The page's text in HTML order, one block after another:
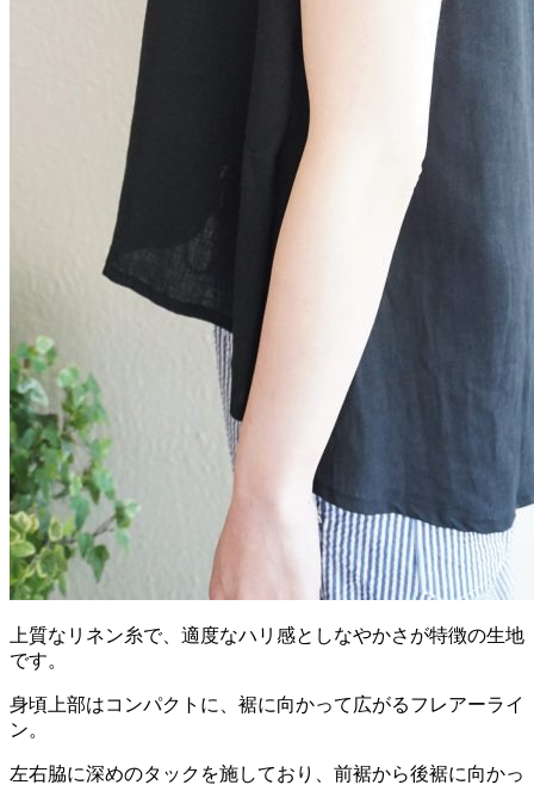
上質なリネン糸で、適度なハリ感としなやかさが特徴の生地
です。
身頃上部はコンパクトに、裾に向かって広がるフレアーライ
ン。
左右脇に深めのタックを施しており、前裾から後裾に向かっ